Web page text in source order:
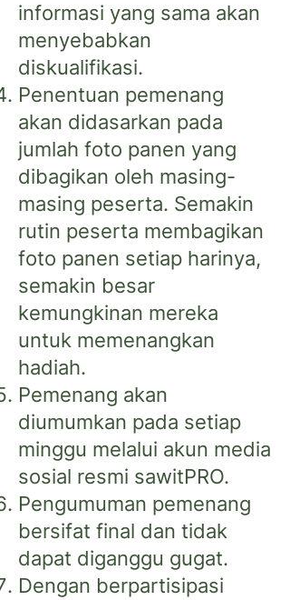
informasi yang sama akan
menyebabkan
diskualifikasi.
Penentuan pemenang
akan didasarkan pada
jumlah foto panen yang
dibagikan oleh masing-
masing peserta. Semakin
rutin peserta membagikan
foto panen setiap harinya,
semakin besar
kemungkinan mereka
untuk memenangkan
hadiah.
Pemenang akan
diumumkan pada setiap
minggu melalui akun media
sosial resmi sawitPRO.
Pengumuman pemenang
bersifat final dan tidak
dapat diganggu gugat.
Dengan berpartisipasi